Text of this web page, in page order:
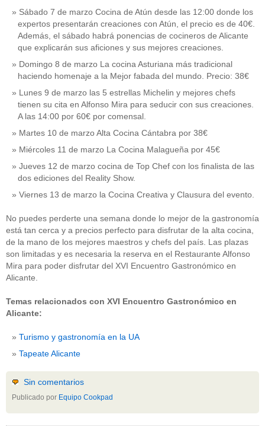
Sábado 7 de marzo Cocina de Atún desde las 12:00 donde los
expertos presentarán creaciones con Atún, el precio es de 40€.
Además, el sábado habrá ponencias de cocineros de Alicante
que explicarán sus aficiones y sus mejores creaciones.
Domingo 8 de marzo La cocina Asturiana más tradicional
haciendo homenaje a la Mejor fabada del mundo. Precio: 38€
Lunes 9 de marzo las 5 estrellas Michelin y mejores chefs
tienen su cita en Alfonso Mira para seducir con sus creaciones.
A las 14:00 por 60€ por comensal.
Martes 10 de marzo Alta Cocina Cántabra por 38€
Miércoles 11 de marzo La Cocina Malagueña por 45€
Jueves 12 de marzo cocina de Top Chef con los finalista de las
dos ediciones del Reality Show.
Viernes 13 de marzo la Cocina Creativa y Clausura del evento.
No puedes perderte una semana donde lo mejor de la gastronomía
está tan cerca y a precios perfecto para disfrutar de la alta cocina,
de la mano de los mejores maestros y chefs del país. Las plazas
son limitadas y es necesaria la reserva en el Restaurante Alfonso
Mira para poder disfrutar del XVI Encuentro Gastronómico en
Alicante.
Temas relacionados con XVI Encuentro Gastronómico en
Alicante:
Turismo y gastronomía en la UA
Tapeate Alicante
Sin comentarios
Publicado por Equipo Cookpad